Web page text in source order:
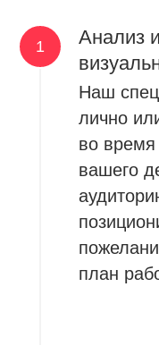
Анализ
Наш
лично
во время
вашего
план